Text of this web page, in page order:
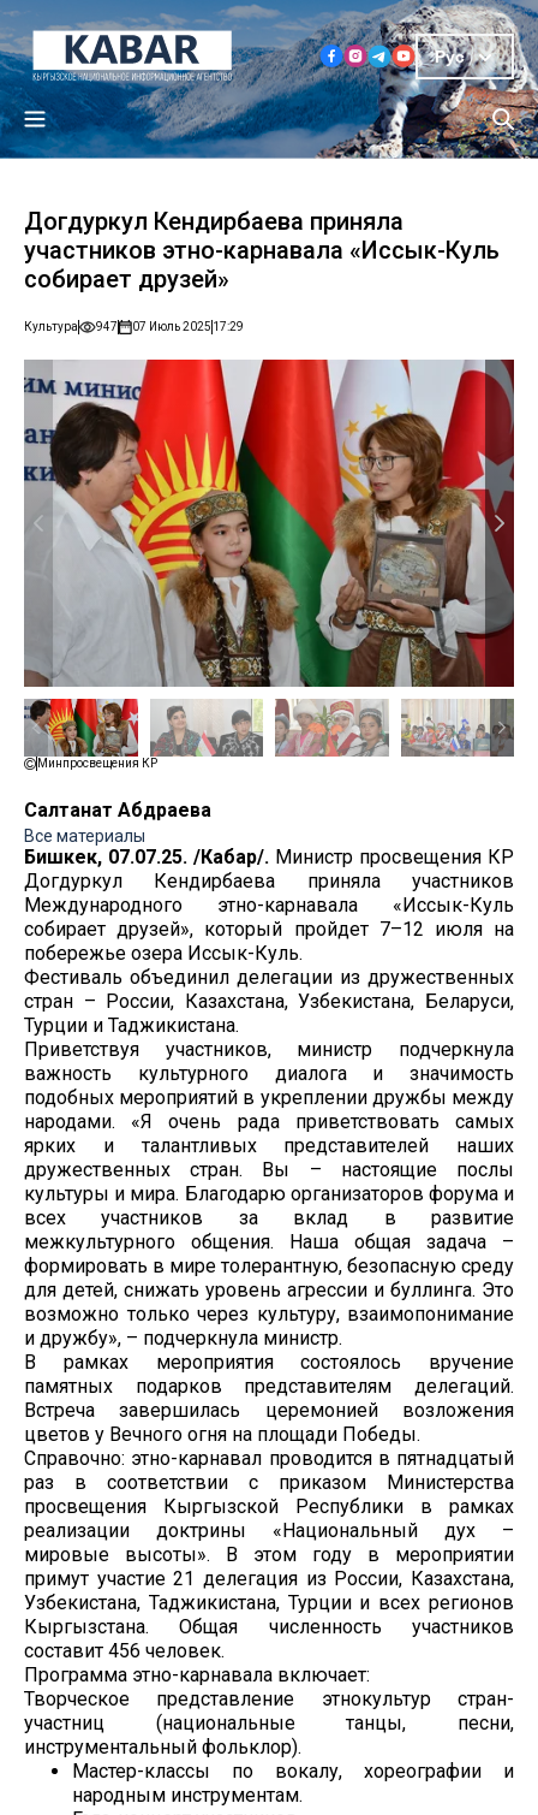
Рус
Догдуркул Кендирбаева приняла
участников этно-карнавала «Иссык-Куль
собирает друзей»
Культура 947 07 Июль 2025 17:29
Минпросвещения КР
Салтанат Абдраева
Все материалы
Бишкек, 07.07.25. /Кабар/. Министр просвещения КР
Догдуркул Кендирбаева приняла участников
Международного этно-карнавала «Иссык-Куль
собирает друзей», который пройдет 7–12 июля на
побережье озера Иссык-Куль.
Фестиваль объединил делегации из дружественных
стран – России, Казахстана, Узбекистана, Беларуси,
Турции и Таджикистана.
Приветствуя участников, министр подчеркнула
важность культурного диалога и значимость
подобных мероприятий в укреплении дружбы между
народами. «Я очень рада приветствовать самых
ярких и талантливых представителей наших
дружественных стран. Вы – настоящие послы
культуры и мира. Благодарю организаторов форума и
всех участников за вклад в развитие
межкультурного общения. Наша общая задача –
формировать в мире толерантную, безопасную среду
для детей, снижать уровень агрессии и буллинга. Это
возможно только через культуру, взаимопонимание
и дружбу», – подчеркнула министр.
В рамках мероприятия состоялось вручение
памятных подарков представителям делегаций.
Встреча завершилась церемонией возложения
цветов у Вечного огня на площади Победы.
Справочно: этно-карнавал проводится в пятнадцатый
раз в соответствии с приказом Министерства
просвещения Кыргызской Республики в рамках
реализации доктрины «Национальный дух –
мировые высоты». В этом году в мероприятии
примут участие 21 делегация из России, Казахстана,
Узбекистана, Таджикистана, Турции и всех регионов
Кыргызстана. Общая численность участников
составит 456 человек.
Программа этно-карнавала включает:
Творческое представление этнокультур стран-
участниц (национальные танцы, песни,
инструментальный фольклор).
Мастер-классы по вокалу, хореографии и
народным инструментам.